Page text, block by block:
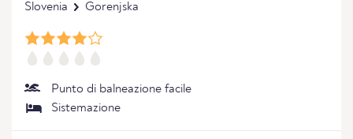
Slovenia Gorenjska
Punto di balneazione facile
Sistemazione